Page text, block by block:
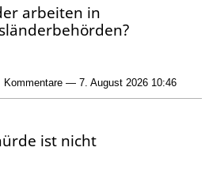
arbeiten in
Kommentare — 7. August 2026 10:46
ist nicht